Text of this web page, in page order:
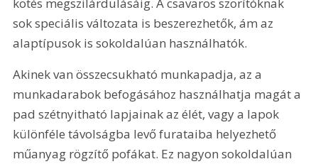
kötés megszilárdulásáig. A csavaros szorítóknak
sok speciális változata is beszerezhetők, ám az
alaptípusok is sokoldalúan használhatók.
Akinek van összecsukható munkapadja, az a
munkadarabok befogásához használhatja magát a
pad szétnyitható lapjainak az élét, vagy a lapok
különféle távolságba levő furataiba helyezhető
műanyag rögzítő pofákat. Ez nagyon sokoldalúan